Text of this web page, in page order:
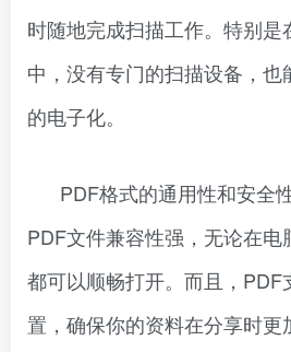
时随地完成扫描工作。特别
中，没有专门的扫描设备，
的电子化。
PDF格式的通用性和安全
PDF文件兼容性强，无论在电
都可以顺畅打开。而且，PDF
置，确保你的资料在分享时更